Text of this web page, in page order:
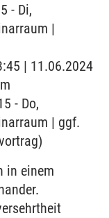
- Di,
|
| 11.06.2024
- Do,
| ggf.
in einem